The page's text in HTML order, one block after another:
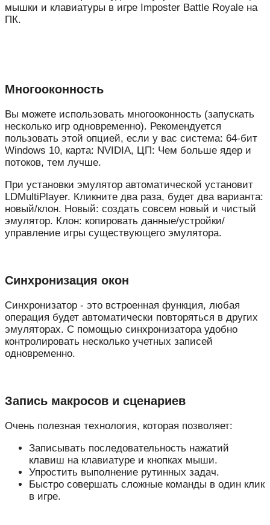
мышки и клавиатуры в игре Imposter Battle Royale на
ПК.
Многооконность
Вы можете использовать многооконность (запускать
несколько игр одновременно). Рекомендуется
пользовать этой опцией, если у вас система: 64-бит
Windows 10, карта: NVIDIA, ЦП: Чем больше ядер и
потоков, тем лучше.
При установки эмулятор автоматической установит
LDMultiPlayer. Кликните два раза, будет два варианта:
новый/клон. Новый: создать совсем новый и чистый
эмулятор. Клон: копировать данные/устройки/
управление игры существующего эмулятора.
Синхронизация окон
Синхронизатор - это встроенная функция, любая
операция будет автоматически повторяться в других
эмуляторах. С помощью синхронизатора удобно
контролировать несколько учетных записей
одновременно.
Запись макросов и сценариев
Очень полезная технология, которая позволяет:
Записывать последовательность нажатий
клавиш на клавиатуре и кнопках мыши.
Упростить выполнение рутинных задач.
Быстро совершать сложные команды в один клик
в игре.